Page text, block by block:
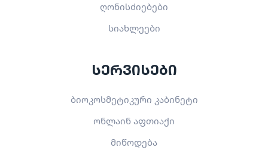
ღონისძიებები
სიახლეები
სერვისები
ბიოკოსმეტიკური კაბინეტი
ონლაინ აფთიაქი
მიწოდება